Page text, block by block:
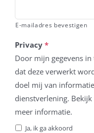
E-mailadres bevestigen
Privacy *
Door mijn gegevens
dat deze verwerkt
doel mij van
dienstverlening.
meer informatie.
Ja, ik ga akkoord